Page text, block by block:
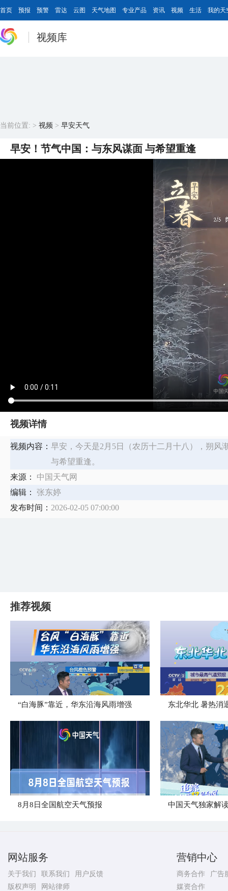
首页 预报 预警 雷达 云图 天气地图 专业产品 资讯 视频 生活 我的天
视频库
当前位置: > 视频 > 早安天气
早安！节气中国：与东风谋面 与希望重逢
视频详情
视频内容： 早安，今天是2月5日（农历十二月十八），朔风
与希望重逢。
来源：
中国天气网
编辑：
张东婷
发布时间： 2026-02-05 07:00:00
推荐视频
“白海豚”靠近，华东沿海风雨增强 东北华北 暑热消
8月8日全国航空天气预报 中国天气独家解
网站服务
关于我们 联系我们
用户反馈
版权声明
网站律师
营销中心
商务合作
广告
媒资合作